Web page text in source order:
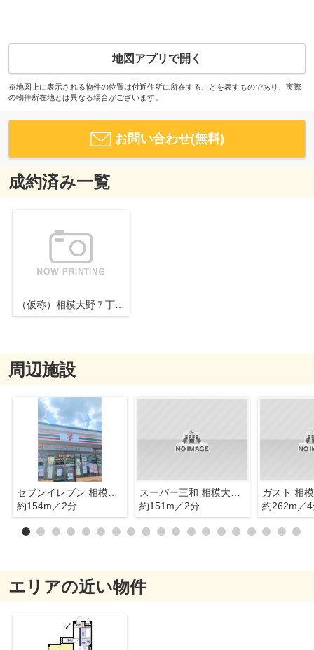
地図アプリで開く
※地図上に表示される物件の位置は付近住所に所在することを表すものであり、実際
の物件所在地とは異なる場合がございます。
お問い合わせ(無料)
成約済み一覧
（仮称）相模大野７丁目プロジェクト
周辺施設
セブンイレブン 相模大野駅南店
約154m／2分
スーパー三和 相模大野店
約151m／2分
約262m／
エリアの近い物件